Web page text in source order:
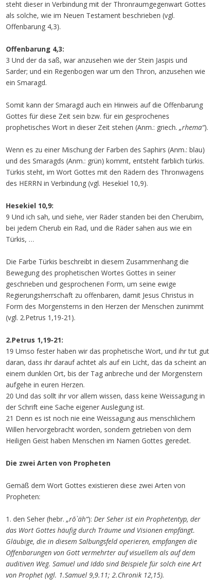
steht dieser in Verbindung mit der Thronraumgegenwart Gottes
als solche, wie im Neuen Testament beschrieben (vgl.
Offenbarung 4,3).
Offenbarung 4,3:
3 Und der da saß, war anzusehen wie der Stein Jaspis und
Sarder; und ein Regenbogen war um den Thron, anzusehen wie
ein Smaragd.
Somit kann der Smaragd auch ein Hinweis auf die Offenbarung
Gottes für diese Zeit sein bzw. für ein gesprochenes
prophetisches Wort in dieser Zeit stehen (Anm.: griech. „rhema“).
Wenn es zu einer Mischung der Farben des Saphirs (Anm.: blau)
und des Smaragds (Anm.: grün) kommt, entsteht farblich türkis.
Türkis steht, im Wort Gottes mit den Rädern des Thronwagens
des HERRN in Verbindung (vgl. Hesekiel 10,9).
Hesekiel 10,9:
9 Und ich sah, und siehe, vier Räder standen bei den Cherubim,
bei jedem Cherub ein Rad, und die Räder sahen aus wie ein
Türkis, …
Die Farbe Türkis beschreibt in diesem Zusammenhang die
Bewegung des prophetischen Wortes Gottes in seiner
geschrieben und gesprochenen Form, um seine ewige
Regierungsherrschaft zu offenbaren, damit Jesus Christus in
Form des Morgensterns in den Herzen der Menschen zunimmt
(vgl. 2.Petrus 1,19-21).
2.Petrus 1,19-21:
19 Umso fester haben wir das prophetische Wort, und ihr tut gut
daran, dass ihr darauf achtet als auf ein Licht, das da scheint an
einem dunklen Ort, bis der Tag anbreche und der Morgenstern
aufgehe in euren Herzen.
20 Und das sollt ihr vor allem wissen, dass keine Weissagung in
der Schrift eine Sache eigener Auslegung ist.
21 Denn es ist noch nie eine Weissagung aus menschlichem
Willen hervorgebracht worden, sondern getrieben von dem
Heiligen Geist haben Menschen im Namen Gottes geredet.
Die zwei Arten von Propheten
Gemäß dem Wort Gottes existieren diese zwei Arten von
Propheten:
1. den Seher (hebr. „rō`äh“): Der Seher ist ein Prophetentyp, der
das Wort Gottes häufig durch Träume und Visionen empfängt.
Gläubige, die in diesem Salbungsfeld operieren, empfangen die
Offenbarungen von Gott vermehrter auf visuellem als auf dem
auditiven Weg. Samuel und Iddo sind Beispiele für solch eine Art
von Prophet (vgl. 1.Samuel 9,9.11; 2.Chronik 12,15).